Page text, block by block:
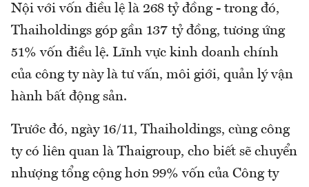
Nội với vốn điều lệ là 268 tỷ đồng - trong đó,
Thaiholdings góp gần 137 tỷ đồng, tương ứng
51% vốn điều lệ. Lĩnh vực kinh doanh chính
của công ty này là tư vấn, môi giới, quản lý vận
hành bất động sản.
Trước đó, ngày 16/11, Thaiholdings, cùng công
ty có liên quan là Thaigroup, cho biết sẽ chuyển
nhượng tổng cộng hơn 99% vốn của Công ty